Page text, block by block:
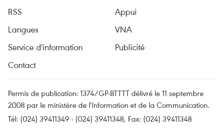
RSS
Appui
Langues
VNA
Service d'information
Publicité
Contact
Permis de publication: 1374/GP-BTTTT délivré le 11 septembre
2008 par le ministère de l'Information et de la Communication.
Tél: (024) 39411349 - (024) 39411348, Fax: (024) 39411348